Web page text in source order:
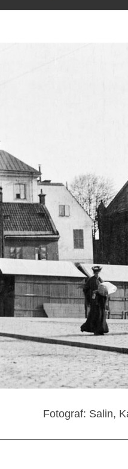
Fotograf: Salin,